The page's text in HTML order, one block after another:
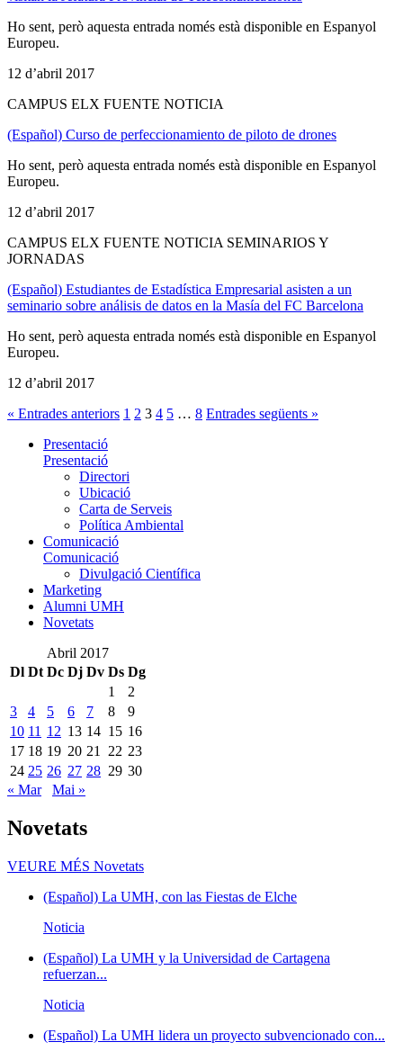
Ho sent, però aquesta entrada només està disponible en Espanyol
Europeu.
12 d’abril 2017
CAMPUS ELX FUENTE NOTICIA
(Español) Curso de perfeccionamiento de piloto de drones
Ho sent, però aquesta entrada només està disponible en Espanyol
Europeu.
12 d’abril 2017
CAMPUS ELX FUENTE NOTICIA SEMINARIOS Y
JORNADAS
(Español) Estudiantes de Estadística Empresarial asisten a un
seminario sobre análisis de datos en la Masía del FC Barcelona
Ho sent, però aquesta entrada només està disponible en Espanyol
Europeu.
12 d’abril 2017
« Entrades anteriors 1 2 3 4 5 … 8 Entrades següents »
Presentació
Presentació
Directori
Ubicació
Carta de Serveis
Política Ambiental
Comunicació
Comunicació
Divulgació Científica
Marketing
Alumni UMH
Novetats
Abril 2017
Dl Dt Dc Dj Dv Ds Dg
1
2
3
4 5 6 7 8
9
10 11 12 13 14 15 16
17 18 19 20 21 22 23
24 25 26 27 28 29 30
« Mar
Mai »
Novetats
VEURE MÉS Novetats
(Español) La UMH, con las Fiestas de Elche
Noticia
(Español) La UMH y la Universidad de Cartagena
refuerzan...
Noticia
(Español) La UMH lidera un proyecto subvencionado con...